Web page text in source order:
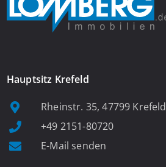
Hauptsitz Krefeld
Rheinstr. 35, 47799 Krefeld
+49 2151-80720
E-Mail senden